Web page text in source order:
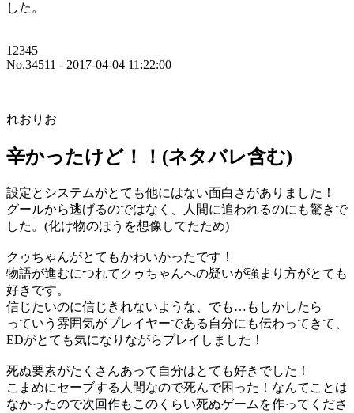
した。
12345
No.34511 - 2017-04-04 11:22:00
れおりお
辛かったけど！！(ネタバレ含む)
設定とシステムがとても他にはない面白さがありました！
グールから逃げるのではなく、人間に追われるのにも驚きで
した。(化け物のほうを想像してたため)
クゥちゃんがとてもかわいかったです！
物語が進むにつれてクゥちゃんへの疑いが強まり方がとても
好きです。
信じたいのに信じきれないような、でも…もしかしたら
っていう雰囲気がプレイヤーである自分にも伝わってきて、
EDがとても気になりながらプレイしました！
死ぬ要素がたくさんあって自分はとても好きでした！
こまめにセーブする人間なので死んで困った！なんてことは
なかったので次回作もこのくらい死ぬゲームを作ってくださ